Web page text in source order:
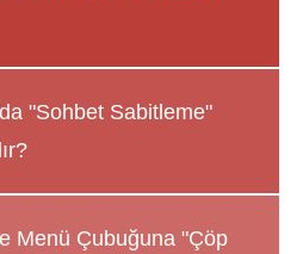
"Sohbet Sabitleme"
Menü Çubuğuna "Çöp